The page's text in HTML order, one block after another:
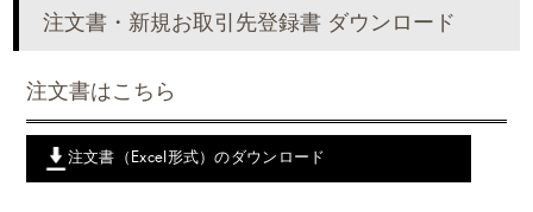
注文書・新規お取引先登録書 ダウンロード
注文書はこちら
注文書（Excel形式）のダウンロード